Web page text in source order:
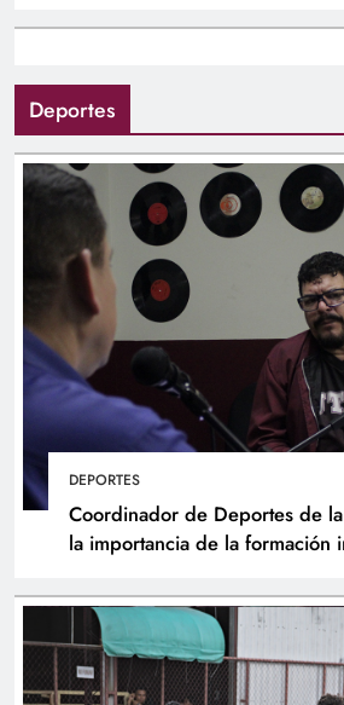
Deportes
DEPORTES
Coordinador de Deportes de la
la importancia de la formación